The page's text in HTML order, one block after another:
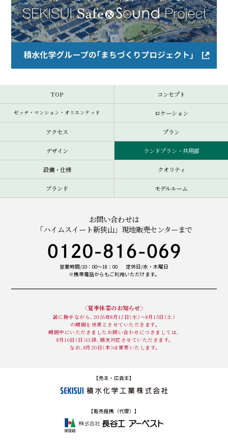
TOP コンセプト
ゼッチ・マンション・オリエンテッド ロケーション
アクセス プラン
デザイン ランドプラン・共用部
設備・仕様 クオリティ
ブランド モデルルーム
お問い合わせは
「ハイムスイート新狭山」 現地販売センターまで
営業時間/10：00～18：00
定休日/水・木曜日
※携帯電話からもご利用いただけます。
〈夏季休業のお知らせ〉
誠に勝手ながら、 2026年8月12日（水）〜8月15日（土）
の期間を休業とさせていただきます。
期間中にいただきましたお問い合わせにつきましては、
8月16日（日）以降、 順次対応させていただきます。
なお、8月20日（木）は営業いたします。
【売主・広告主】
【販売提携（代理）】